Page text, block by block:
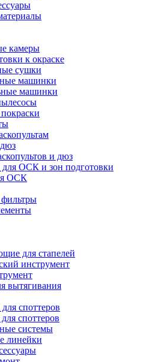
камеры
к окраске
сушки
машинки
машинки
и дюз
для ОСК и зон подготовки
ОСК
для стапелей
инструмент
вытягивания
споттеров
споттеров
системы
линейки